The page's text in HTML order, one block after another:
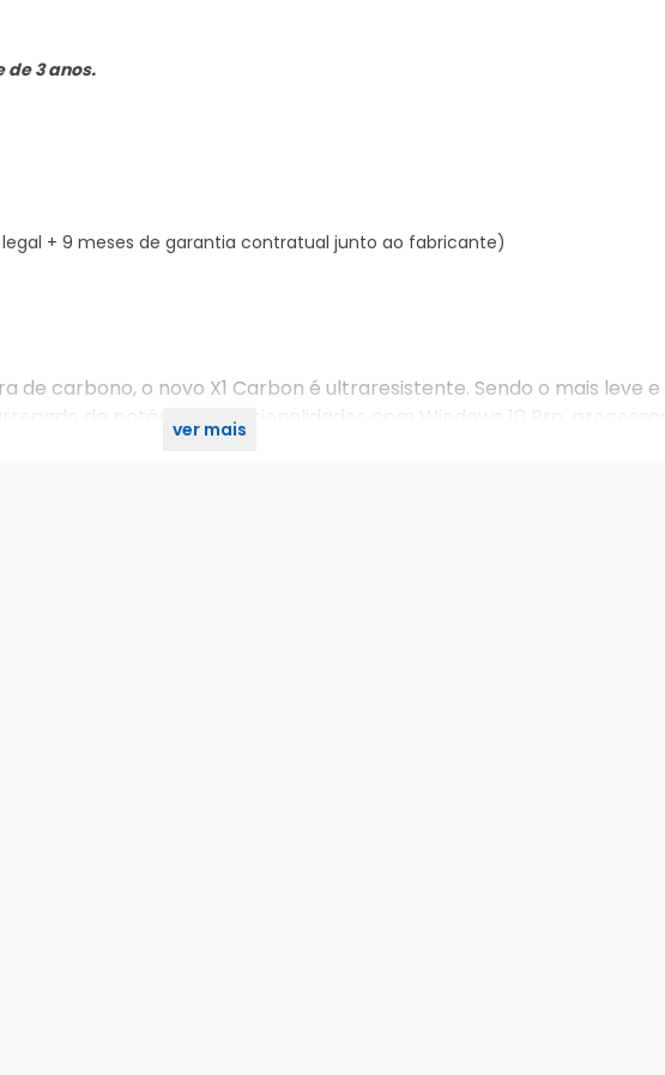
de 3 anos.
+ 9 meses de garantia contratual junto ao fabricante)
de carbono, o novo X1 Carbon é ultraresistente. Sendo o mais leve e
de potência e funcionalidades com Windows 10 Pro,
ver mais